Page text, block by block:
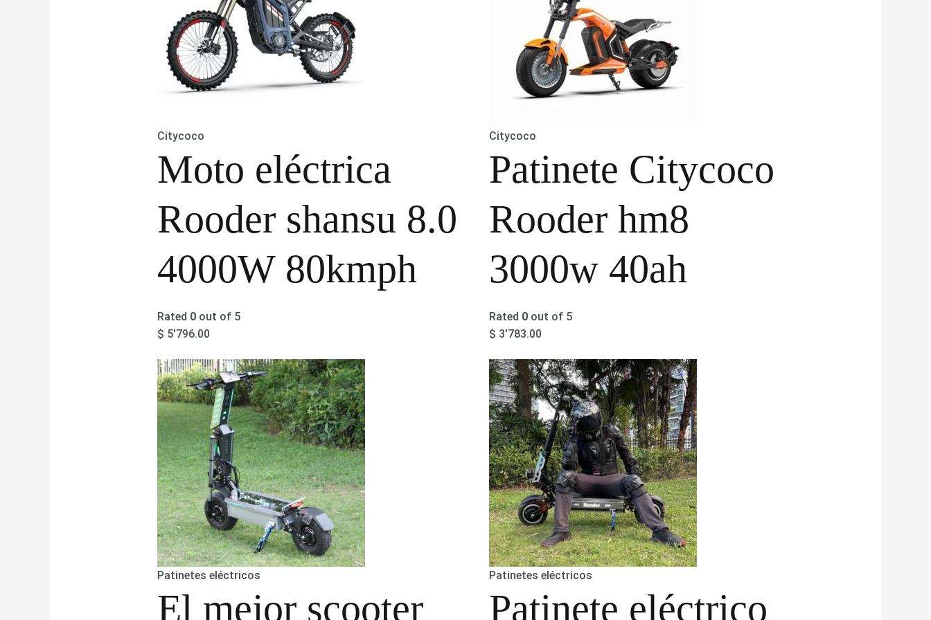
Citycoco
Moto eléctrica
Rooder shansu 8.0
4000W 80kmph
Rated 0out of 5
$ 5'796.00
Citycoco
Patinete Citycoco
Rooder hm8
3000w 40ah
Rated 0 out of 5
$ 3'783.00
Patinetes eléctricos
El mejor scooter
Patinetes eléctricos
Patinete eléctrico